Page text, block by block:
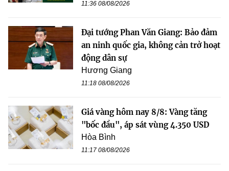
11:36 08/08/2026
Đại tướng Phan Văn Giang: Bảo đảm
an ninh quốc gia, không cản trở hoạt
động dân sự
Hương Giang
11:18 08/08/2026
Giá vàng hôm nay 8/8: Vàng tăng
"bốc đầu", áp sát vùng 4.350 USD
Hòa Bình
11:17 08/08/2026